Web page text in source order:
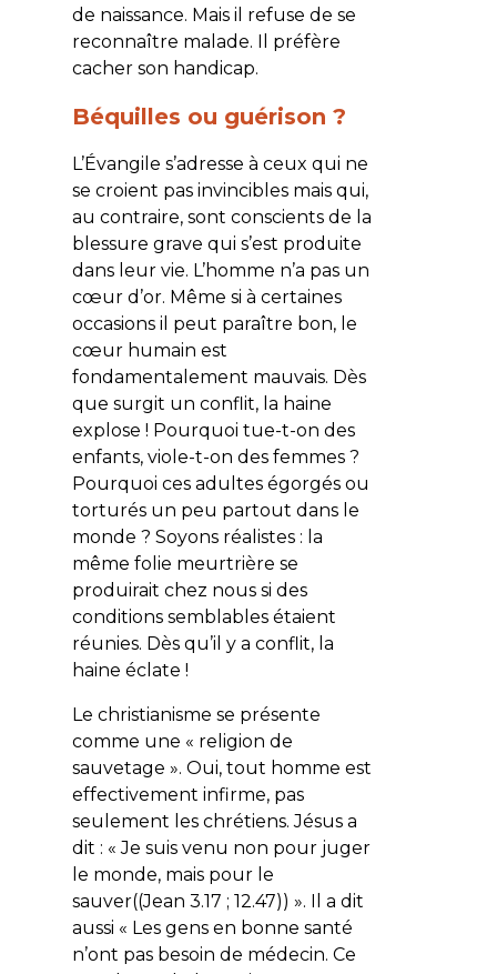
de naissance. Mais il refuse de se
reconnaître malade. Il préfère
cacher son handicap.
Béquilles ou guérison ?
L’Évangile s’adresse à ceux qui ne
se croient pas invincibles mais qui,
au contraire, sont conscients de la
blessure grave qui s’est produite
dans leur vie. L’homme n’a pas un
cœur d’or. Même si à certaines
occasions il peut paraître bon, le
cœur humain est
fondamentalement mauvais. Dès
que surgit un conflit, la haine
explose ! Pourquoi tue-t-on des
enfants, viole-t-on des femmes ?
Pourquoi ces adultes égorgés ou
torturés un peu partout dans le
monde ? Soyons réalistes : la
même folie meurtrière se
produirait chez nous si des
conditions semblables étaient
réunies. Dès qu’il y a conflit, la
haine éclate !
Le christianisme se présente
comme une « religion de
sauvetage ». Oui, tout homme est
effectivement infirme, pas
seulement les chrétiens. Jésus a
dit : « Je suis venu non pour juger
le monde, mais pour le
sauver((Jean 3.17 ; 12.47)) ». Il a dit
aussi « Les gens en bonne santé
n’ont pas besoin de médecin. Ce